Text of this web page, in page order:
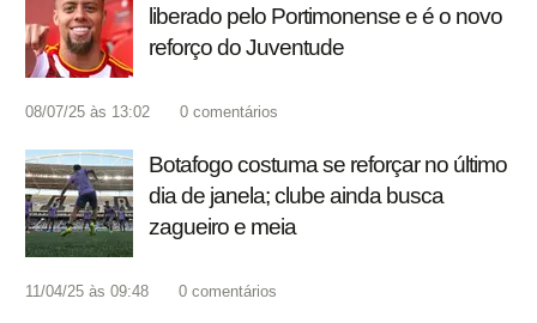
liberado pelo Portimonense e é o novo
reforço do Juventude
08/07/25 às 13:02 0 comentários
Botafogo costuma se reforçar no último
dia de janela; clube ainda busca
zagueiro e meia
11/04/25 às 09:48 0 comentários